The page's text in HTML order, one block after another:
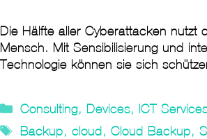
Die Hälfte aller Cyberattacken nutzt
Mensch. Mit Sensibilisierung und
Technologie können sie sich
Kategorien
Consulting, Devices, ICT
Tags
Backup, cloud , Cloud Backup,